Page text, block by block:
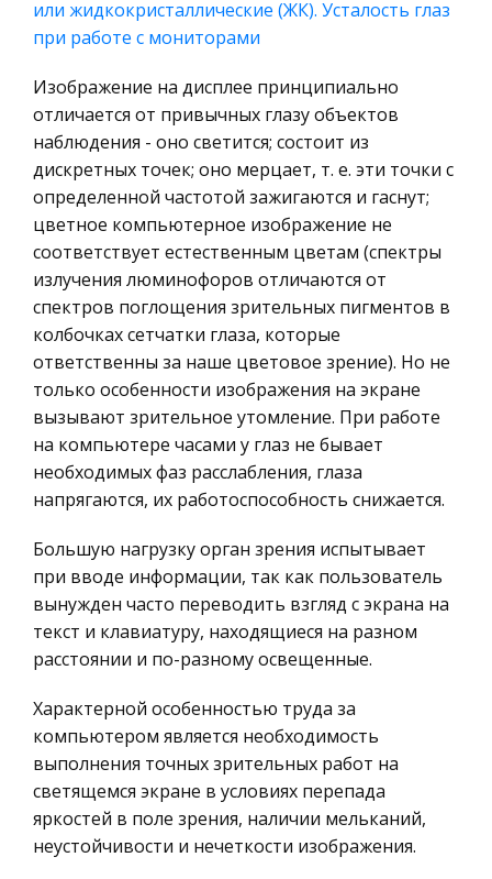
Химия
Микроэкономика, экономика предприятия,
предпринимательство
Историческая личность
География, Экономическая география
Литература, Лингвистика
Техника
Бухгалтерский учет
Экологическое право
Физика
Теория государства и права
Компьютерные сети
Программирование, Базы данных
Правоохранительные органы
Конституционное (государственное) право
России
Ценные бумаги
Гражданское право
История государства и права зарубежных
стран
формирование финансовых ресурсов. Пункт III
Состоит из методики анализ
Перспективы развития физической культуры и
спорта в современной России
Создание новой государственной системы
руководства физической культурой и спортом в
стране началось с образования Комитета
содействия олимпийскому движению при
Правительстве Российской Федерации, утве
Мониторинг кредитов, его цель и задачи
Наблюдение за кредитами особенно важно на
этапе их погашения или когда они становятся
просроченными, или же в случае нарушения
установленных кредитным договором условий
минимальной суммы залога или ве
Трансмиссия состоит из сцепления, коробки
передач, главной и карданной передач,
дифференциала. Главная передача,
дифференциал и полуоси расположены в кожухе
заднего ведущего моста. Сцепление предназ
Исследование работы РПЗУ
Основным режимом работы ППЗУ также
является режим считывания информации.
Исследуемые в настоящей работе РПЗУ
сохраняют информацию при отключении
источников питания, а также допускают
или жидкокристаллические (ЖК). Усталость глаз
при работе с мониторами
Изображение на дисплее принципиально
отличается от привычных глазу объектов
наблюдения - оно светится; состоит из
дискретных точек; оно мерцает, т. е. эти точки с
определенной частотой зажигаются и гаснут;
цветное компьютерное изображение не
соответствует естественным цветам (спектры
излучения люминофоров отличаются от
спектров поглощения зрительных пигментов в
колбочках сетчатки глаза, которые
ответственны за наше цветовое зрение). Но не
только особенности изображения на экране
вызывают зрительное утомление. При работе
на компьютере часами у глаз не бывает
необходимых фаз расслабления, глаза
напрягаются, их работоспособность снижается.
Большую нагрузку орган зрения испытывает
при вводе информации, так как пользователь
вынужден часто переводить взгляд с экрана на
текст и клавиатуру, находящиеся на разном
расстоянии и по-разному освещенные.
Характерной особенностью труда за
компьютером является необходимость
выполнения точных зрительных работ на
светящемся экране в условиях перепада
яркостей в поле зрения, наличии мельканий,
неустойчивости и нечеткости изображения.